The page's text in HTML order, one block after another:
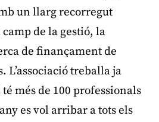
un llarg recorregut
de la gestió, la
de finançament de
L’associació treballa ja
més de 100 professionals
es vol arribar a tots els